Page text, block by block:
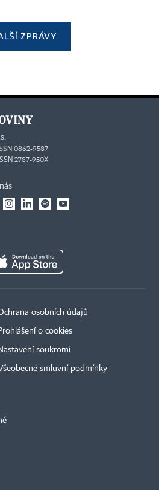
ZPRÁVY
0862-9587
2787-950X
osobních údajů
o cookies
soukromí
smluvní podmínky